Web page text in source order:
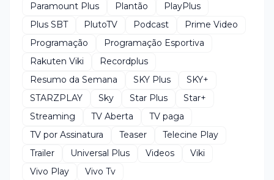
Paramount Plus
Plantão
PlayPlus
Plus SBT
PlutoTV Podcast
Prime Video
Programação
Programação Esportiva
Rakuten Viki
Recordplus
Resumo da Semana
SKY Plus
SKY+
STARZPLAY
Sky Star Plus
Star+
Streaming
TV Aberta
TV paga
TV por Assinatura
Teaser
Telecine Play
Trailer
Universal Plus Videos
Viki
Vivo Play
Vivo Tv